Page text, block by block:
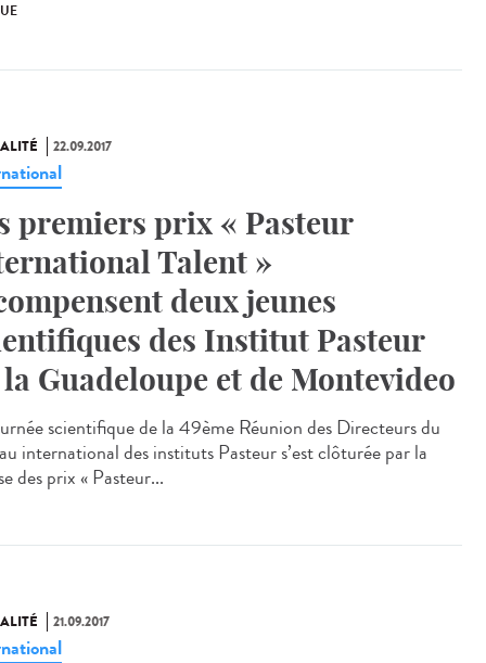
22.09.2017
premiers prix « Pasteur
Talent »
deux jeunes
des Institut Pasteur
Guadeloupe et de Montevideo
scientifique de la 49ème Réunion des Directeurs du
international des instituts Pasteur s’est clôturée par la
des prix « Pasteur...
21.09.2017